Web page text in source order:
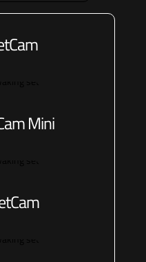
Mini
m